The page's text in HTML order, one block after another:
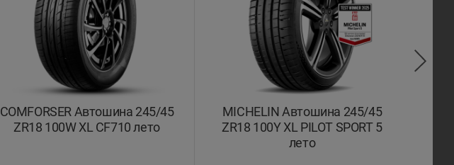
COMFORSER Автошина 245/45
ZR18 100W XL CF710 лето
MICHELIN Автошина 245/45
ZR18 100Y XL PILOT SPORT 5
лето